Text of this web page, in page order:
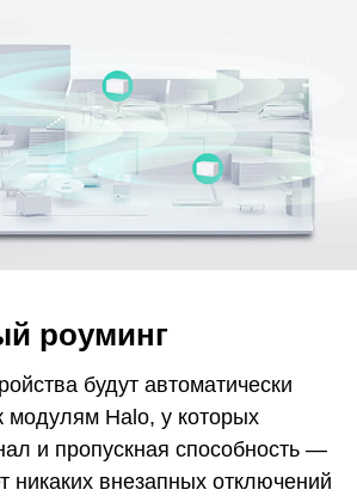
роуминг
будут автоматически
модулям Halo, у которых
и пропускная способность —
никаких внезапных отключений